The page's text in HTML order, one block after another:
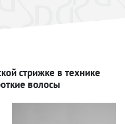
стрижке в технике
волосы